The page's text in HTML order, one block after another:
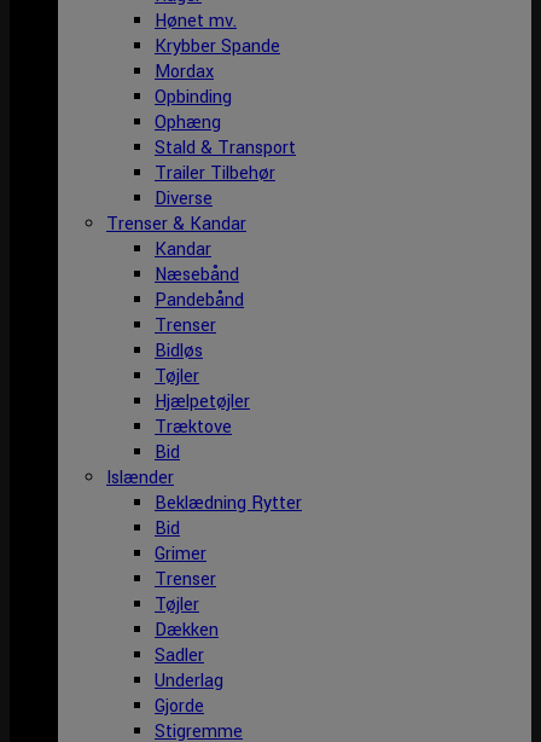
Hønet mv.
Krybber Spande
Mordax
Opbinding
Ophæng
Stald & Transport
Trailer Tilbehør
Diverse
Trenser & Kandar
Kandar
Næsebånd
Pandebånd
Trenser
Bidløs
Tøjler
Hjælpetøjler
Træktove
Bid
Islænder
Beklædning Rytter
Bid
Grimer
Trenser
Tøjler
Dækken
Sadler
Underlag
Gjorde
Stigremme